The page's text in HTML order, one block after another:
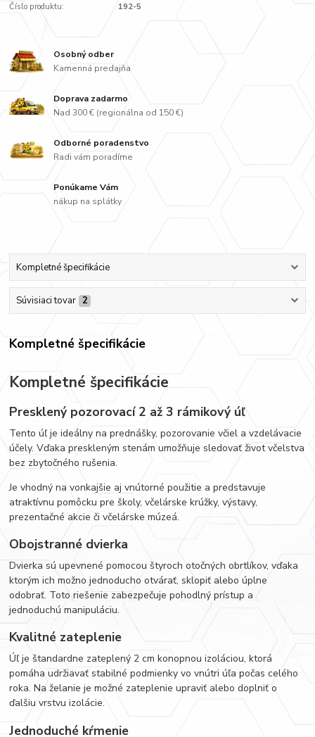
Číslo produktu: 192-5
Osobný odber
Kamenná predajňa
Doprava zadarmo
Nad 300 € (regionálna od 150 €)
Odborné poradenstvo
Radi vám poradíme
Ponúkame Vám
nákup na splátky
Kompletné špecifikácie
Súvisiaci tovar 2
Kompletné špecifikácie
Kompletné špecifikácie
Presklený pozorovací 2 až 3 rámikový úľ
Tento úľ je ideálny na prednášky, pozorovanie včiel a vzdelávacie
účely. Vďaka preskleným stenám umožňuje sledovať život včelstva
bez zbytočného rušenia.
Je vhodný na vonkajšie aj vnútorné použitie a predstavuje
atraktívnu pomôcku pre školy, včelárske krúžky, výstavy,
prezentačné akcie či včelárske múzeá.
Obojstranné dvierka
Dvierka sú upevnené pomocou štyroch otočných obrtlíkov, vďaka
ktorým ich možno jednoducho otvárať, sklopiť alebo úplne
odobrať. Toto riešenie zabezpečuje pohodlný prístup a
jednoduchú manipuláciu.
Kvalitné zateplenie
Úľ je štandardne zateplený 2 cm konopnou izoláciou, ktorá
pomáha udržiavať stabilné podmienky vo vnútri úľa počas celého
roka. Na želanie je možné zateplenie upraviť alebo doplniť o
ďalšiu vrstvu izolácie.
Jednoduché kŕmenie